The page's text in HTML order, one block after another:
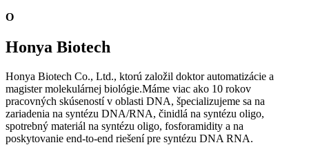
O
Honya Biotech
Honya Biotech Co., Ltd., ktorú založil doktor automatizácie a
magister molekulárnej biológie.Máme viac ako 10 rokov
pracovných skúseností v oblasti DNA, špecializujeme sa na
zariadenia na syntézu DNA/RNA, činidlá na syntézu oligo,
spotrebný materiál na syntézu oligo, fosforamidity a na
poskytovanie end-to-end riešení pre syntézu DNA RNA.